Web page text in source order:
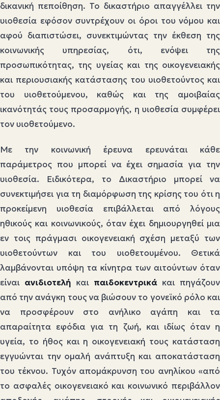
δικανική πεποίθηση. Το δικαστήριο απαγγέλλει την
υιοθεσία εφόσον συντρέχουν οι όροι του νόμου και
αφού διαπιστώσει, συνεκτιμώντας την έκθεση της
κοινωνικής υπηρεσίας, ότι, ενόψει της
προσωπικότητας, της υγείας και της οικογενειακής
και περιουσιακής κατάστασης του υιοθετούντος και
του υιοθετούμενου, καθώς και της αμοιβαίας
ικανότητάς τους προσαρμογής, η υιοθεσία συμφέρει
τον υιοθετούμενο.
Με την κοινωνική έρευνα ερευνάται κάθε
παράμετρος που μπορεί να έχει σημασία για την
υιοθεσία. Ειδικότερα, το Δικαστήριο μπορεί να
συνεκτιμήσει για τη διαμόρφωση της κρίσης του ότι η
προκείμενη υιοθεσία επιβάλλεται από λόγους
ηθικούς και κοινωνικούς, όταν έχει δημιουργηθεί μια
εν τοις πράγμασι οικογενειακή σχέση μεταξύ των
υιοθετούντων και του υιοθετουμένου. Θετικά
λαμβάνονται υπόψη τα κίνητρα των αιτούντων όταν
είναι ανιδιοτελή και παιδοκεντρικά και πηγάζουν
από την ανάγκη τους να βιώσουν το γονεϊκό ρόλο και
να προσφέρουν στο ανήλικο αγάπη και τα
απαραίτητα εφόδια για τη ζωή, και ιδίως όταν η
υγεία, το ήθος και η οικογενειακή τους κατάσταση
εγγυώνται την ομαλή ανάπτυξη και αποκατάσταση
του τέκνου. Τυχόν απομάκρυνση του ανηλίκου «από
το ασφαλές οικογενειακό και κοινωνικό περιβάλλον